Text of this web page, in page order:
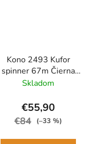
Kono 2493 Kufor
spinner 67m Čierna
ABS/Polykarbonát
Skladom
€55,90
€84 (–33 %)